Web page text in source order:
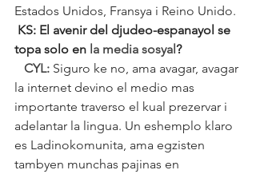
Estados Unidos, Fransya i Reino Unido.
KS: El avenir del djudeo-espanayol se
topa solo en la media sosyal?
   CYL:
Siguro ke no, ama avagar, avagar
la internet devino el medio mas
importante traverso el kual prezervar i
adelantar la lingua. Un eshemplo klaro
es Ladinokomunita, ama egzisten
tambyen munchas pajinas en